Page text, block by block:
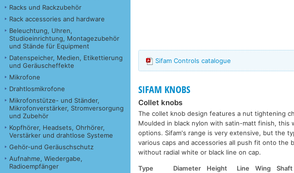
Racks und Rackzubehör
Rack accessories and hardware
Beleuchtung, Uhren,
Studioeinrichtung, Montagezubehör
und Stände für Equipment
Datenspeicher, Medien, Etikettierung
und Geräuscheffekte
Mikrofone
Drahtlosmikrofone
Mikrofonstütze- und Ständer,
Mikrofonverstärker, Stromversorgung
und Zubehör
Kopfhörer, Headsets, Ohrhörer,
Verstärker und drahtlose Systeme
Gehör-und Geräuschschutz
Aufnahme, Wiedergabe,
Radioempfänger
Sifam Controls catalogue
SIFAM KNOBS
Collet knobs
The collet knob design features a nut tightening
Moulded in black nylon with satin-matt finish,
options. Sifam's range is very extensive, but the
various caps and accessories all push fit onto
without radial white or black line on cap.
Type Diameter Height Line Wing